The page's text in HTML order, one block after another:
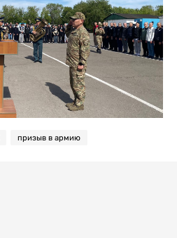
призыв в армию